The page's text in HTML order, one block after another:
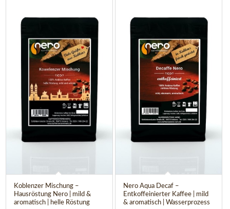
Koblenzer Mischung –
Hausröstung Nero | mild &
aromatisch | helle Röstung
Nero Aqua Decaf –
Entkoffeinierter Kaffee | mild
& aromatisch | Wasserprozess